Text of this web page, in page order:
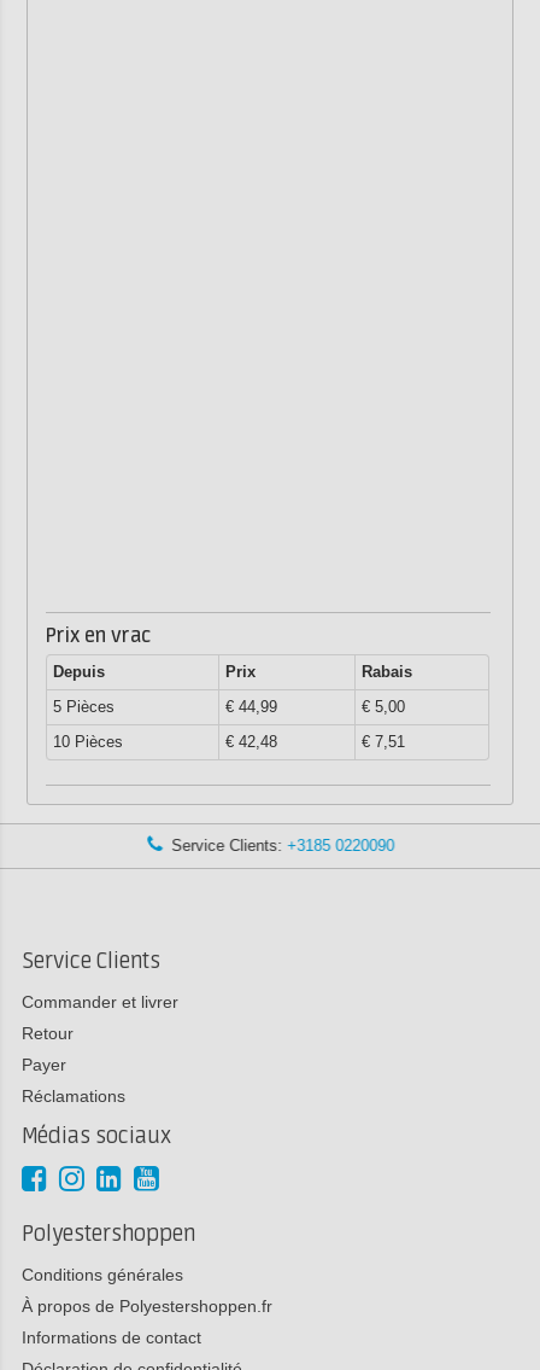
Prix en vrac
Depuis Prix
Rabais
5 Pièces
€ 44,99
€ 5,00
10 Pièces
€ 42,48 € 7,51
Service Clients: +3185 0220090
Service Clients
Commander et livrer
Retour
Payer
Réclamations
Médias sociaux
Polyestershoppen
Conditions générales
À propos de Polyestershoppen.fr
Informations de contact